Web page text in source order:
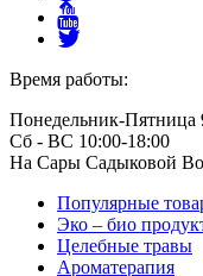
Время работы:
Понедельник-Пятница
Сб - ВС 10:00-18:00
На Сары Садыковой
Популярные
Эко – био
Целебные травы
Ароматерапия